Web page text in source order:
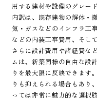
用する建材や設備のグレー
内訳は、既存建物の解体・
気・ガスなどのインフラ工
などの内装工事費用、そし
さらに設計費用や諸経費な
ムは、新築同様の自由な設
りを最大限に反映できます
りも抑えられる場合もあり
っては非常に魅力的な選択肢